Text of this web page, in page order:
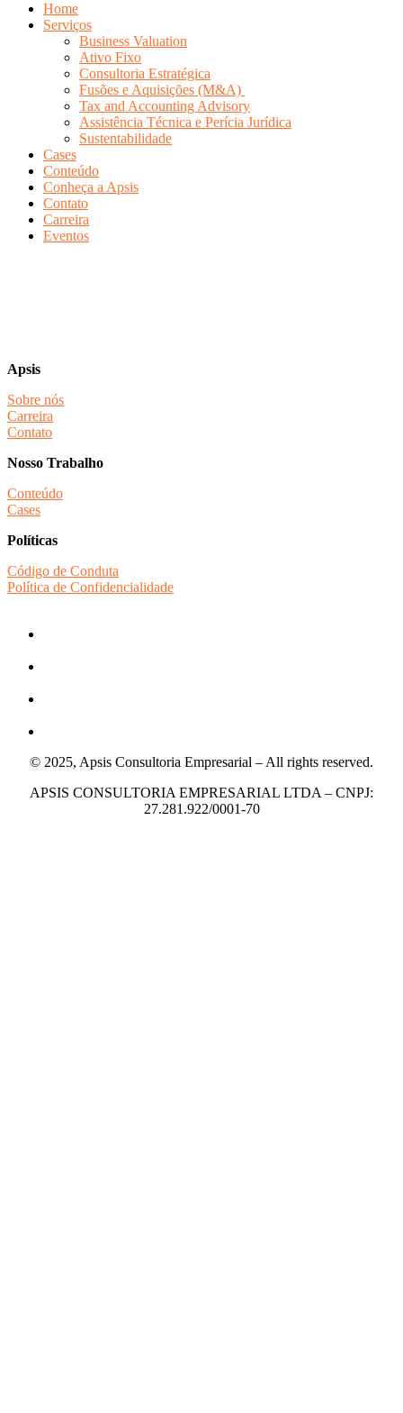
Home
Serviços
Business Valuation
Ativo Fixo
Consultoria Estratégica
Fusões e Aquisições (M&A)
Tax and Accounting Advisory
Assistência Técnica e Perícia Jurídica
Sustentabilidade
Cases
Conteúdo
Conheça a Apsis
Contato
Carreira
Eventos
Apsis
Sobre nós
Carreira
Contato
Nosso Trabalho
Conteúdo
Cases
Políticas
Código de Conduta
Política de Confidencialidade
© 2025, Apsis Consultoria Empresarial – All rights reserved.
APSIS CONSULTORIA EMPRESARIAL LTDA – CNPJ:
27.281.922/0001-70